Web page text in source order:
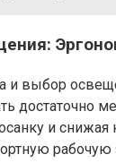
выбор
достаточно
и снижая
рабочую